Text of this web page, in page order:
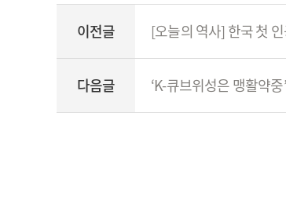
이전글 [오늘의 역사] 한국 첫
다음글 ‘K-큐브위성은 맹활약